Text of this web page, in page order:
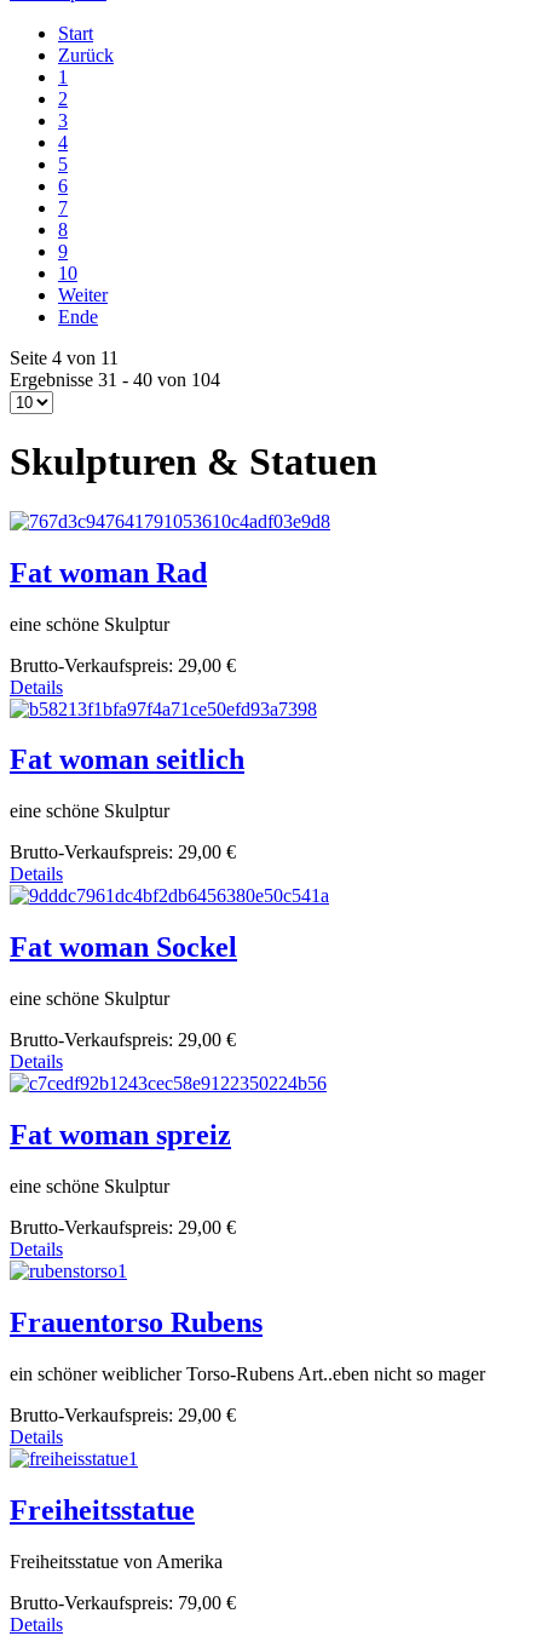
Start
Zurück
1
2
3
4
5
6
7
8
9
10
Weiter
Ende
Seite 4 von 11
Ergebnisse 31 - 40 von 104
Skulpturen & Statuen
Fat woman Rad
eine schöne Skulptur
Brutto-Verkaufspreis: 29,00 €
Details
Fat woman seitlich
eine schöne Skulptur
Brutto-Verkaufspreis: 29,00 €
Details
Fat woman Sockel
eine schöne Skulptur
Brutto-Verkaufspreis: 29,00 €
Details
Fat woman spreiz
eine schöne Skulptur
Brutto-Verkaufspreis: 29,00 €
Details
Frauentorso Rubens
ein schöner weiblicher Torso-Rubens Art..eben nicht so mager
Brutto-Verkaufspreis: 29,00 €
Details
Freiheitsstatue
Freiheitsstatue von Amerika
Brutto-Verkaufspreis: 79,00 €
Details